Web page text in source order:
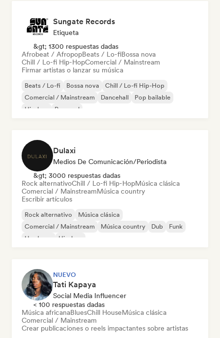
Sungate Records
Etiqueta
&gt; 1300 respuestas dadas
Afrobeat / AfropopBeats / Lo-fiBossa nova
Chill / Lo-fi Hip-HopComercial / Mainstream
Firmar artistas o lanzar su música
Beats / Lo-fi Bossa nova
Chill / Lo-fi Hip-Hop
Comercial / Mainstream
Dancehall
Pop bailable
Hip-hop
Pop soul
Dulaxi
Medios De Comunicación/Periodista
&gt; 3000 respuestas dadas
Rock alternativoChill / Lo-fi Hip-HopMúsica clásica
Comercial / MainstreamMúsica country
Escribir artículos
Rock alternativo
Música clásica
Comercial / Mainstream
Música country Dub
Funk
Hardcore
Hip-hop
NUEVO
Tati Kapaya
Social Media Influencer
< 100 respuestas dadas
Música africanaBluesChill HouseMúsica clásica
Comercial / Mainstream
Crear publicaciones o reels impactantes sobre artistas